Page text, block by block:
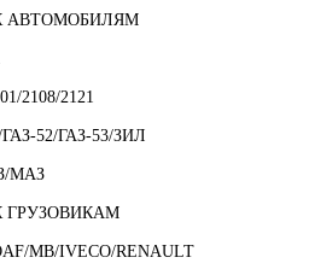
АВТОМОБИЛЯМ
2108/2121
52/ГАЗ-53/ЗИЛ
МАЗ
ГРУЗОВИКАМ
MB/IVECO/RENAULT